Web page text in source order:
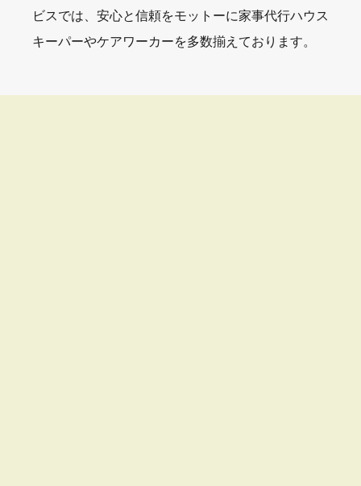
ビスでは、安心と信頼をモットーに家事代行ハウス
キーパーやケアワーカーを多数揃えております。